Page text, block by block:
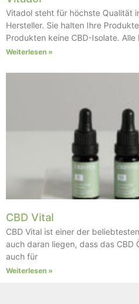
Vitadol steht für höchste Qualität
Hersteller. Sie halten Ihre
Produkten keine CBD-Isolate.
Weiterlesen »
CBD Vital
CBD Vital ist einer der
auch daran liegen, dass das CBD
auch für
Weiterlesen »